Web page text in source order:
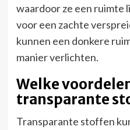
waardoor ze een ruimte
voor een zachte
kunnen een donkere
manier verlichten.
Welke
transparante
Transparante stoffen